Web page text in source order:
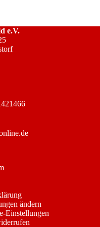
e.V.
ändern
Einstellungen